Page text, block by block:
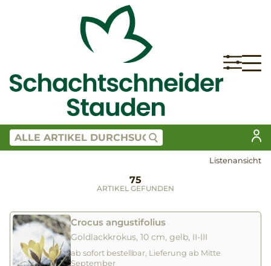
Listenansicht
75
ARTIKEL GEFUNDEN
Crocus angustifolius
Goldlackkrokus, 10 cm, gelb, II-III
ab sofort bestellbar, Lieferung ab Mitte
September